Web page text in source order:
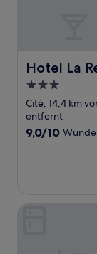
Hotel La
Hotel La
3.0-
Sterne-
Unterkunft
Cité, 14,4 km
entfernt
9.0
9,0/10